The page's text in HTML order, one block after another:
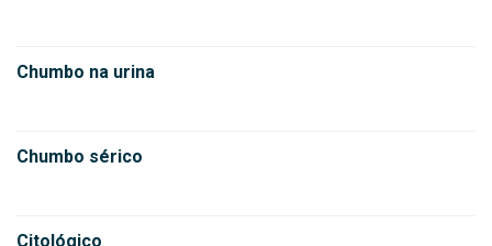
Chumbo na urina
Chumbo sérico
Citológico